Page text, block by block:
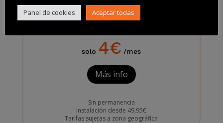
Activa tu conexión solo cuando la necesites.
Posibilidad de baja temporal del servicio 9
solo 4€ /mes
Más info
Sin permanencia
Instalación desde 49,95€
Tarifas sujetas a zona geográfica
Panel de cookies Aceptar todas